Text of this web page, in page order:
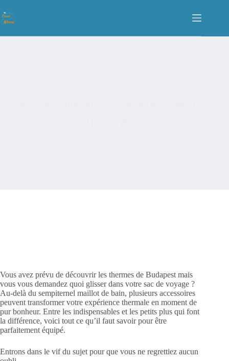
Vous avez prévu de découvrir les thermes de Budapest mais
vous vous demandez quoi glisser dans votre sac de voyage ?
Au-delà du sempiternel maillot de bain, plusieurs accessoires
peuvent transformer votre expérience thermale en moment de
pur bonheur. Entre les indispensables et les petits plus qui font
la différence, voici tout ce qu’il faut savoir pour être
parfaitement équipé.
Entrons dans le vif du sujet pour que vous ne regrettiez aucun